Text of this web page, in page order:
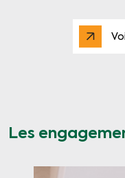
Les